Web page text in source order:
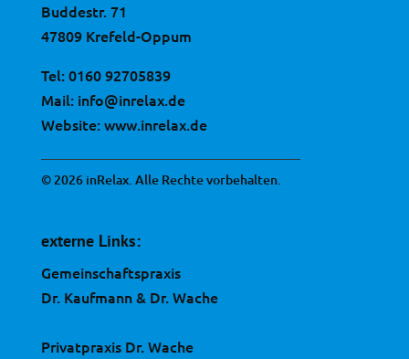
Buddestr. 71
47809 Krefeld-Oppum
Tel:0160 92705839
Mail: info@inrelax.de
Website:www.inrelax.de
© 2026 inRelax. Alle Rechte vorbehalten.
externe Links:
Gemeinschaftspraxis
Dr. Kaufmann & Dr. Wache
Privatpraxis Dr. Wache